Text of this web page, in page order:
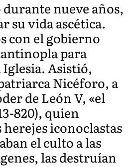
nueve años,
su vida ascética.
con el gobierno
para
Asistió,
Nicéforo, a
de León V, «el
820), quien
herejes iconoclastas
el culto a las
las destruían